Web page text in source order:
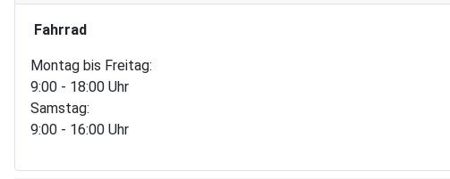
Fahrrad
Montag bis Freitag:
9:00 - 18:00 Uhr
Samstag:
9:00 - 16:00 Uhr